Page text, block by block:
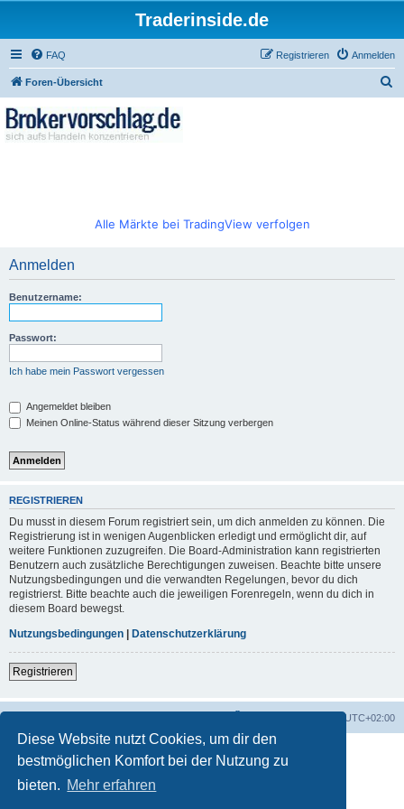
Diese Website nutzt Cookies, um dir den
bestmöglichen Komfort bei der Nutzung zu
bieten. Mehr erfahren
Traderinside.de
FAQ Anmelden
Registrieren
Foren-Übersicht
Alle Märkte bei TradingView verfolgen
Anmelden
Benutzername:
Passwort:
Ich habe mein Passwort vergessen
Angemeldet bleiben
Meinen Online-Status während dieser Sitzung verbergen
REGISTRIEREN
Du musst in diesem Forum registriert sein, um dich anmelden zu können. Die
Registrierung ist in wenigen Augenblicken erledigt und ermöglicht dir, auf
weitere Funktionen zuzugreifen. Die Board-Administration kann registrierten
Benutzern auch zusätzliche Berechtigungen zuweisen. Beachte bitte unsere
Nutzungsbedingungen und die verwandten Regelungen, bevor du dich
registrierst. Bitte beachte auch die jeweiligen Forenregeln, wenn du dich in
diesem Board bewegst.
Nutzungsbedingungen | Datenschutzerklärung
Registrieren
UTC+02:00